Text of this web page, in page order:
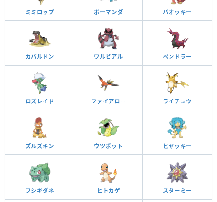
ミミロップ ボーマンダ バオッキー
カバルドン ワルビアル ペンドラー
ロズレイド ファイアロー ライチュウ
ズルズキン ウツボット ヒヤッキー
フシギダネ ヒトカゲ スターミー